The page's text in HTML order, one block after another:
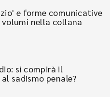
e forme comunicative
nella collana
si compirà il
sadismo penale?